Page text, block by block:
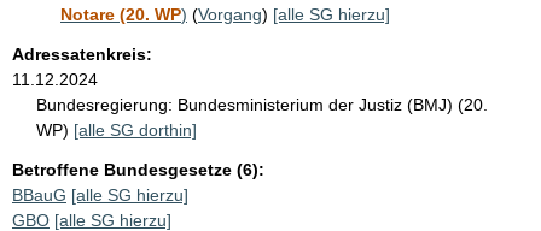
Notare (20. WP) (Vorgang) [alle SG hierzu]
Adressatenkreis:
11.12.2024
Bundesregierung: Bundesministerium der Justiz (BMJ) (20.
WP) [alle SG dorthin]
Betroffene Bundesgesetze (6):
BBauG [alle SG hierzu]
GBO [alle SG hierzu]